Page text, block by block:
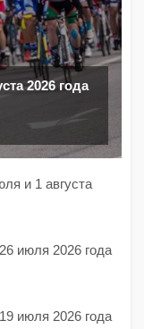
2026 года
и 1 августа
июля 2026 года
июля 2026 года